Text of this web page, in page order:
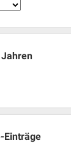
Einträge